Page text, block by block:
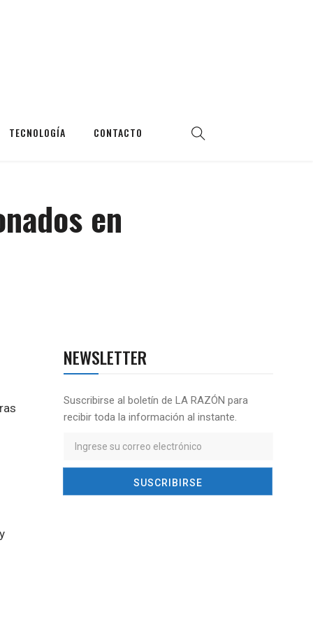
TECNOLOGÍA CONTACTO
en
NEWSLETTER
Suscribirse al boletín de LA RAZÓN para
recibir toda la información al instante.